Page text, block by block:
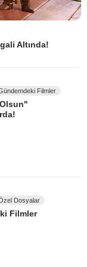
Altında!
Filmler
Dosyalar
Filmler